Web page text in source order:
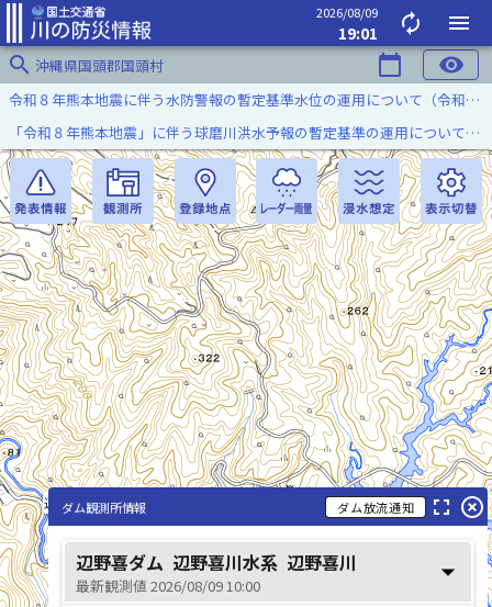
2026/08/09
19:01 autorenew
menu
search 沖縄県国頭郡国頭村 calendar_today visibility
辺野喜川(べのきがわ)
令和８年熊本地震に伴う水防警報の暫定基準水位の運用について（令和８年８月７日）
「令和８年熊本地震」に伴う球磨川洪水予報の暫定基準の運用について（令和８年８月５日）
ダム観測所情報 ダム放流通知 fullscreen highlight_off
辺野喜ダム 辺野喜川水系 辺野喜川
最新観測値 2026/08/09 10:00 arrow_drop_down